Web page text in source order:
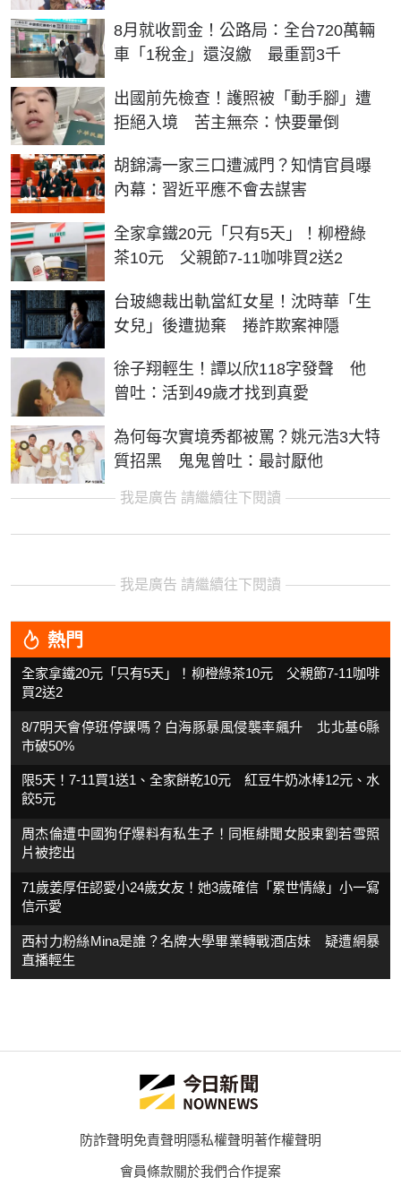
8月就收罰金！公路局：全台720萬輛
車「1稅金」還沒繳 最重罰3千
出國前先檢查！護照被「動手腳」遭
拒絕入境 苦主無奈：快要暈倒
胡錦濤一家三口遭滅門？知情官員曝
內幕：習近平應不會去謀害
全家拿鐵20元「只有5天」！柳橙綠
茶10元 父親節7-11咖啡買2送2
台玻總裁出軌當紅女星！沈時華「生
女兒」後遭拋棄 捲詐欺案神隱
徐子翔輕生！譚以欣118字發聲 他
曾吐：活到49歲才找到真愛
為何每次實境秀都被罵？姚元浩3大特
質招黑 鬼鬼曾吐：最討厭他
我是廣告 請繼續往下閱讀
我是廣告 請繼續往下閱讀
熱門
全家拿鐵20元「只有5天」！柳橙綠茶10元 父親節7-11咖啡
買2送2
8/7明天會停班停課嗎？白海豚暴風侵襲率飆升 北北基6縣
市破50%
限5天！7-11買1送1、全家餅乾10元 紅豆牛奶冰棒12元、水
餃5元
周杰倫遭中國狗仔爆料有私生子！同框緋聞女股東劉若雪照
片被挖出
71歲姜厚任認愛小24歲女友！她3歲確信「累世情緣」小一寫
信示愛
西村力粉絲Mina是誰？名牌大學畢業轉戰酒店妹 疑遭網暴
直播輕生
防詐聲明免責聲明隱私權聲明著作權聲明
會員條款關於我們合作提案